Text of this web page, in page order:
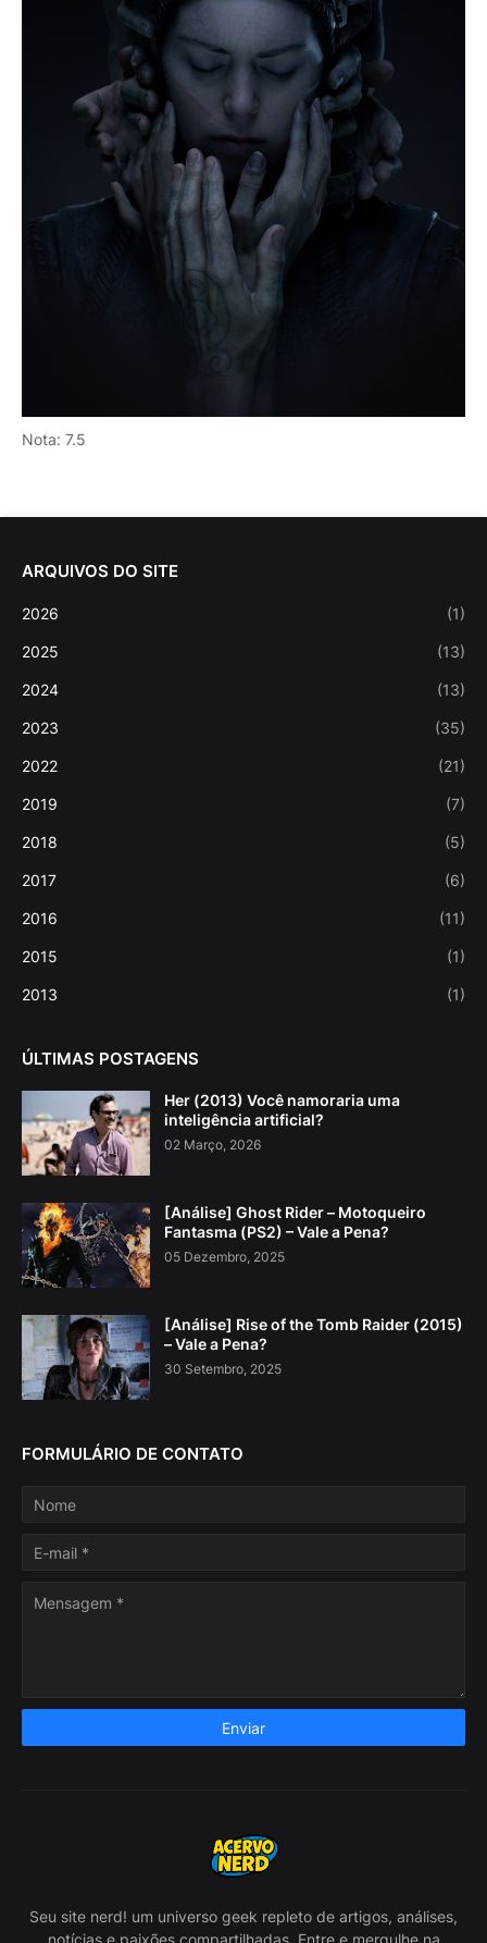
Nota: 7.5
ARQUIVOS DO SITE
2026 (1)
2025 (13)
2024 (13)
2023 (35)
2022 (21)
2019 (7)
2018 (5)
2017 (6)
2016 (11)
2015 (1)
2013 (1)
ÚLTIMAS POSTAGENS
Her (2013) Você namoraria uma
inteligência artificial?
02 Março, 2026
[Análise] Ghost Rider – Motoqueiro
Fantasma (PS2) – Vale a Pena?
05 Dezembro, 2025
[Análise] Rise of the Tomb Raider (2015)
– Vale a Pena?
30 Setembro, 2025
FORMULÁRIO DE CONTATO
Seu site nerd! um universo geek repleto de artigos, análises,